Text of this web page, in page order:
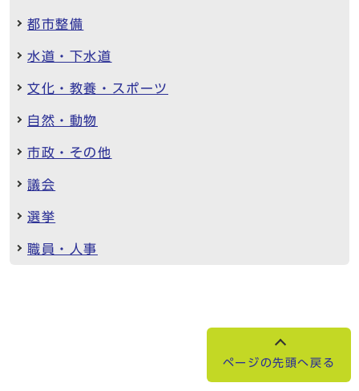
都市整備
水道・下水道
文化・教養・スポーツ
自然・動物
市政・その他
議会
選挙
職員・人事
ページの先頭へ戻る